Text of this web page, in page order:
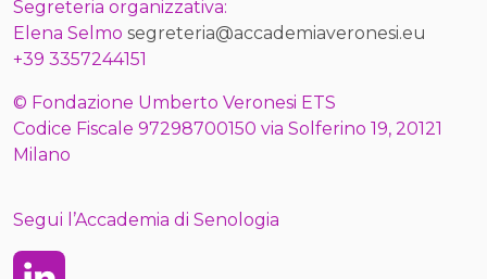
Segreteria organizzativa:
Elena Selmo segreteria@accademiaveronesi.eu
+39 3357244151
© Fondazione Umberto Veronesi ETS
Codice Fiscale 97298700150 via Solferino 19, 20121
Milano
Segui l’Accademia di Senologia
Linkedin